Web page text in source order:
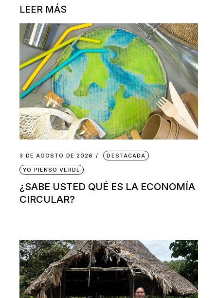
LEER MÁS
3 DE AGOSTO DE 2026 DESTACADA
YO PIENSO VERDE
¿SABE USTED QUÉ ES LA ECONOMÍA
CIRCULAR?